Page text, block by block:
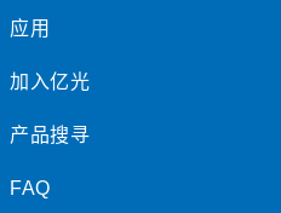
应用
加入亿光
产品搜寻
FAQ